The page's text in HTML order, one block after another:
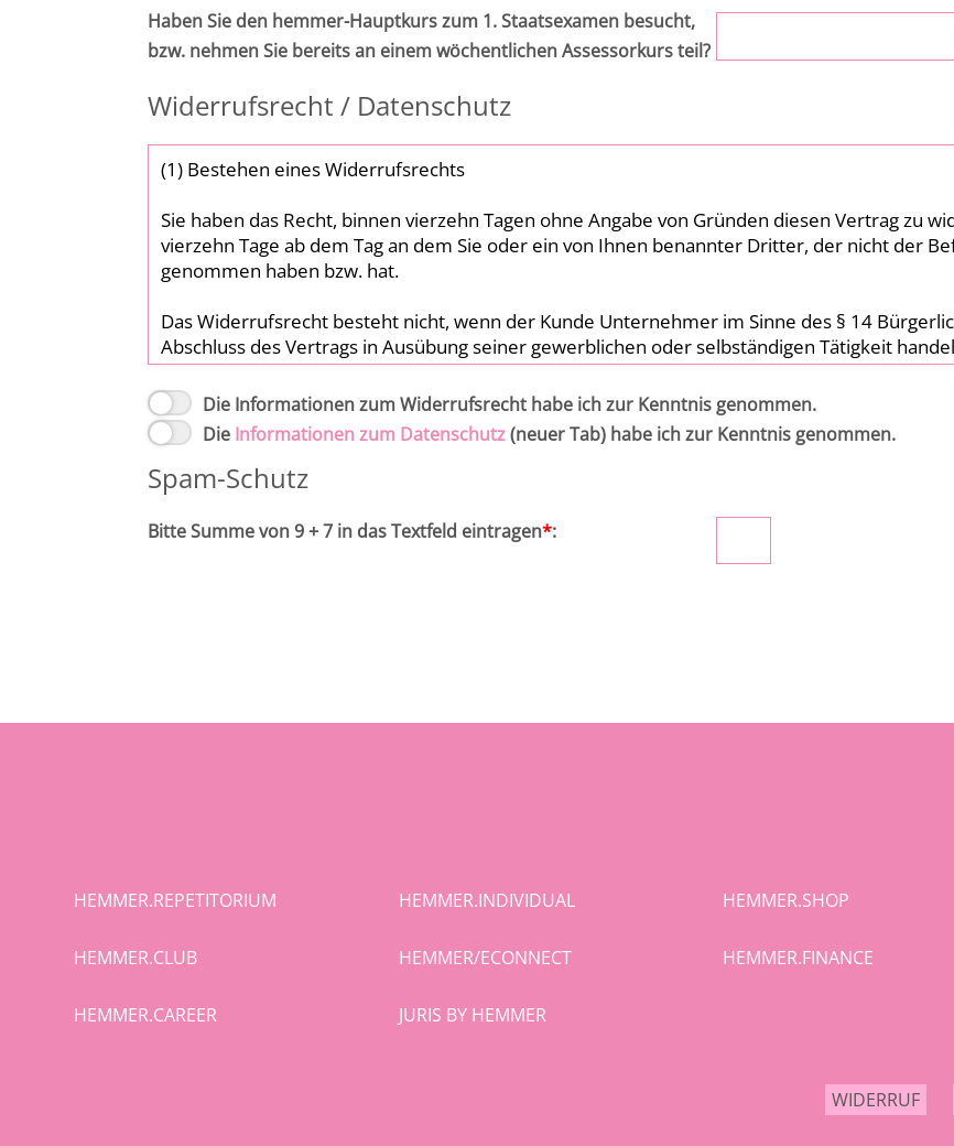
Haben Sie den hemmer-Hauptkurs zum 1. Staatsexamen besucht,
bzw. nehmen Sie bereits an einem wöchentlichen Assessorkurs teil?
Widerrufsrecht / Datenschutz
Die Informationen zum Widerrufsrecht habe ich zur Kenntnis genommen.
Die Informationen zum Datenschutz(neuer Tab) habe ich zur Kenntnis genommen.
Spam-Schutz
Bitte Summe von 9 + 7 in das Textfeld eintragen*:
HEMMER.REPETITORIUM HEMMER.INDIVIDUAL HEMMER.SHOP
HEMMER.CLUB HEMMER/ECONNECT HEMMER.FINANCE
HEMMER.CAREER JURIS BY HEMMER
WIDERRUF